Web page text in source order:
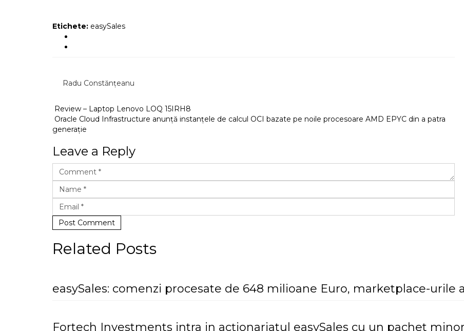
Etichete: easySales
Radu Constănțeanu
Review – Laptop Lenovo LOQ 15IRH8
Oracle Cloud Infrastructure anunță instanțele de calcul OCI bazate pe noile procesoare AMD EPYC din a patra
generație
Leave a Reply
Post Comment
Related Posts
easySales: comenzi procesate de 648 milioane Euro, marketplace-urile
Fortech Investments intra in acționariatul easySales cu un pachet